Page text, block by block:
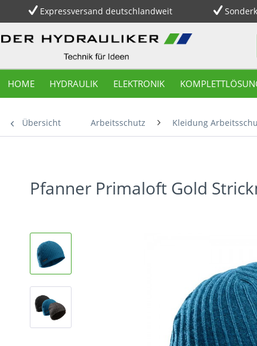
Expressversand deutschlandweit
HOME HYDRAULIK ELEKTRONIK
Übersicht Arbeitsschutz Kleidung
Pfanner Primaloft Gold